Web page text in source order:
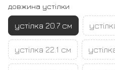
довжина устілки
устілка 20.7 см
устілка 22.1 см